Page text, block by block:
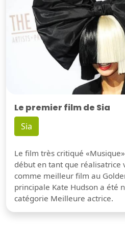
Le premier film de Sia
Sia
Le film très critiqué
début en tant que réalisatrice
comme meilleur film au
principale Kate Hudson a été
catégorie Meilleure actrice.